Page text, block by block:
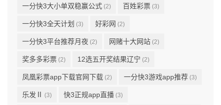
一分快3大小单双稳赢公式 (2) 百姓彩票 (3)
一分快3全天计划 (3) 好彩网 (2)
一分快3平台推荐月夜 (2) 网赌十大网站 (2)
奖多多彩票 (2) 12选五开奖结果辽宁 (2)
凤凰彩票app下载官网下载 (2) 一分快3游戏app推荐 (3)
乐发Ⅱ (3) 快3正规app直播 (3)